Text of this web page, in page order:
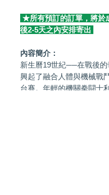
★所有預訂的訂單，將於
後2-5天之內安排寄出
內容簡介：
新生曆19世紀──在戰後的
興起了融合人體與機械戰
台賽。年輕的機關拳闘士